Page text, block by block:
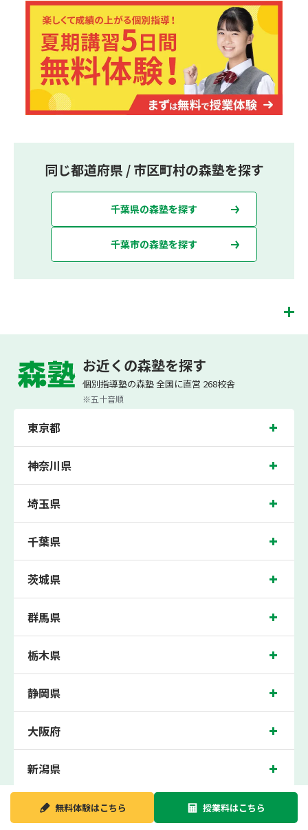
別指導で、「1科目＋20点の成績保証」が大評判の塾
です。しかも、「保護者様にも安心の授業料」で、多
くの保護者様からご好評いただいております。
同じ都道府県 / 市区町村の森塾を探す
千葉県の森塾を探す
千葉市の森塾を探す
科目（算数・英語・国語）[個別]とDOJO[集団]、中学生は5科目（数学・英語・国
語・理科・社会）、高校生は7科目（数学・英語・国語[古典・現代文]・理科[物
理・化学・生物・地学]・地理歴史・公民・小論文）を提供しています。
また、個別指導塾「森塾」では「成績保証制度」を提供しており、高校生の入塾後
満でご入塾の場合、受講科目が1科目で+20点以上。60点以上でご入塾の場合、そ
上がらなければ、3学期目の対象科目授業料を全額免除し、1学期間無料で指導させ
ていただきます。＊定期テストの一科目あたりの満点数が100点でない地域では、
100点満点に換算した場合の上記 記載点数相当の内容を保証させていただきます。
本郷中学校、幕張西中学校、習志野第六中学校、幕張中学校、習志野第三中学校の
験に向けた受験指導などを実施。
幕張本郷近くの塾・個別指導塾。幕張本郷駅（千葉県千葉市花見川区幕張本郷）周
辺の小学生・中学生・高校生の成績アップの塾・個別指導塾なら「森塾 幕張本郷
校」へ。
別指導塾です。
本郷駅前交番などがございます。幕張本郷駅徒歩1分に位置する塾・個別指導塾で
す。幕張本郷校は地域の評判を呼び、幕張本郷駅はもちろん、近隣の幕張駅や津田
沼駅にお住まいの方からも続々お問い合わせいただいております。無料体験受付中
です！
お近くの森塾を探す
個別指導塾の森塾 全国に直営 268校舎
※五十音順
東京都
神奈川県
埼玉県
千葉県
茨城県
群馬県
栃木県
静岡県
大阪府
新潟県
無料体験はこちら 授業料はこちら